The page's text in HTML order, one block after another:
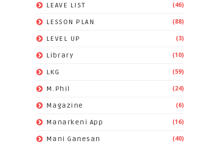
LEAVE LIST (46)
LESSON PLAN (88)
LEVEL UP (3)
Library (10)
LKG (59)
M.Phil (24)
Magazine (6)
Manarkeni App (16)
Mani Ganesan (40)